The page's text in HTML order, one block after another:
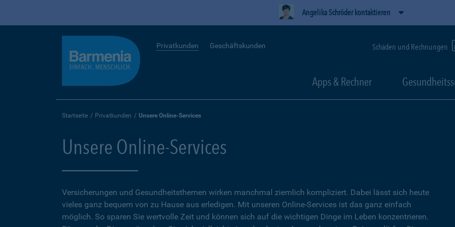
Angelika Schröder kontaktieren
Privatkunden Geschäftskunden Schäden und Rechnungen
Apps & Rechner
Startseite Privatkunden Unsere Online-Services
Unsere Online-Services
Versicherungen und Gesundheitsthemen wirken manchmal ziemlich kompliziert. Dabei lässt sich heute
vieles ganz bequem von zu Hause aus erledigen. Mit unseren Online-Services ist das ganz einfach
möglich. So sparen Sie wertvolle Zeit und können sich auf die wichtigen Dinge im Leben konzentrieren.